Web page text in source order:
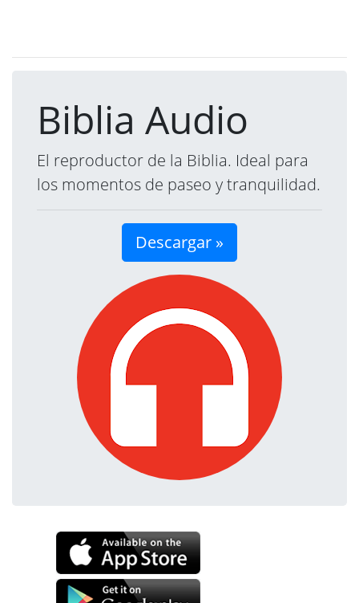
Biblia Audio
El reproductor de la Biblia. Ideal para
los momentos de paseo y tranquilidad.
Descargar »